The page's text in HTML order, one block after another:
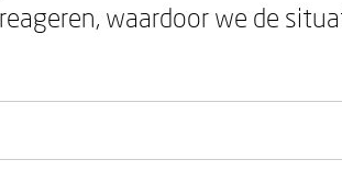
waardoor we de